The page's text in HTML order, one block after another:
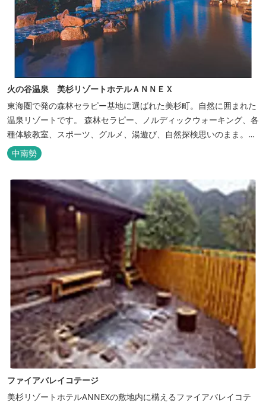
火の谷温泉 美杉リゾートホテルＡＮＮＥＸ
東海圏で発の森林セラピー基地に選ばれた美杉町。自然に囲まれた
温泉リゾートです。 森林セラピー、ノルディックウォーキング、各
種体験教室、スポーツ、グルメ、湯遊び、自然探検思いのまま。思
いきり遊んだ後は温泉でゆったり、のんびり。お料理は和洋バイキ
ングに豪華会席料理。バイキングでは、毎日餅つき、夏は流しそう
めん等のイベントも開催しています。 ５つの貸切風呂に、展望風呂
付き客室、露天風呂・ジ...
中南勢
ファイアバレイコテージ
美杉リゾートホテルANNEXの敷地内に構えるファイアバレイコテ